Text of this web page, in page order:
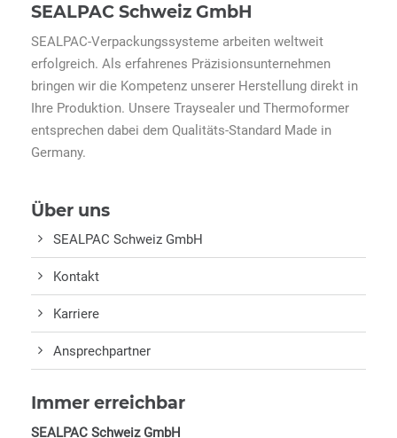
SEALPAC Schweiz GmbH
SEALPAC-Verpackungssysteme arbeiten weltweit
erfolgreich. Als erfahrenes Präzisionsunternehmen
bringen wir die Kompetenz unserer Herstellung direkt in
Ihre Produktion. Unsere Traysealer und Thermoformer
entsprechen dabei dem Qualitäts-Standard Made in
Germany.
Über uns
SEALPAC Schweiz GmbH
Kontakt
Karriere
Ansprechpartner
Immer erreichbar
SEALPAC Schweiz GmbH